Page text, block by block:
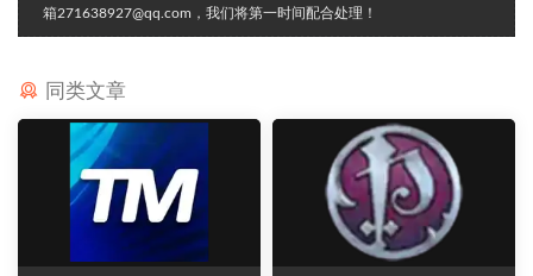
箱271638927@qq.com，我们将第一时间配合处理！
同类文章